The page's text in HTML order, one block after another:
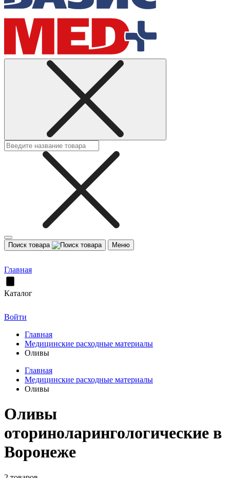
Поиск товара Меню
Главная
Каталог
Войти
Главная
Медицинские расходные материалы
Оливы
Главная
Медицинские расходные материалы
Оливы
Оливы
оториноларингологические в
Воронеже